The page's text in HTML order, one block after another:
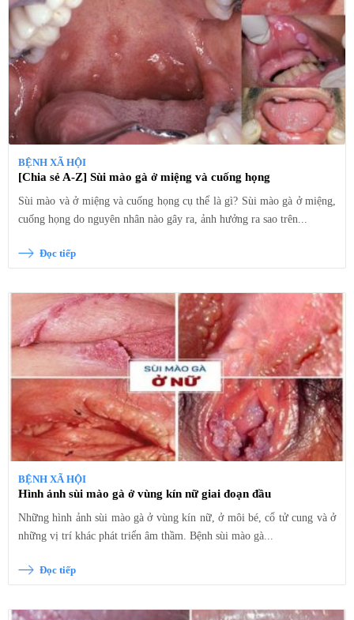
BỆNH XÃ HỘI
[Chia sẻ A-Z] Sùi mào gà ở miệng và cuống họng
Sùi mào và ở miệng và cuống họng cụ thể là gì? Sùi mào gà ở miệng,
cuống họng do nguyên nhân nào gây ra, ảnh hưởng ra sao trên...
Đọc tiếp
BỆNH XÃ HỘI
Hình ảnh sùi mào gà ở vùng kín nữ giai đoạn đầu
Những hình ảnh sùi mào gà ở vùng kín nữ, ở môi bé, cổ tử cung và ở
những vị trí khác phát triển âm thầm. Bệnh sùi mào gà...
Đọc tiếp